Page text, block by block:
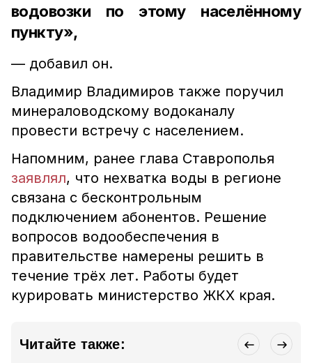
водовозки по этому населённому
пункту»,
— добавил он.
Владимир Владимиров также поручил
минераловодскому водоканалу
провести встречу с населением.
Напомним, ранее глава Ставрополья
заявлял, что нехватка воды в регионе
связана с бесконтрольным
подключением абонентов. Решение
вопросов водообеспечения в
правительстве намерены решить в
течение трёх лет. Работы будет
курировать министерство ЖКХ края.
Читайте также: